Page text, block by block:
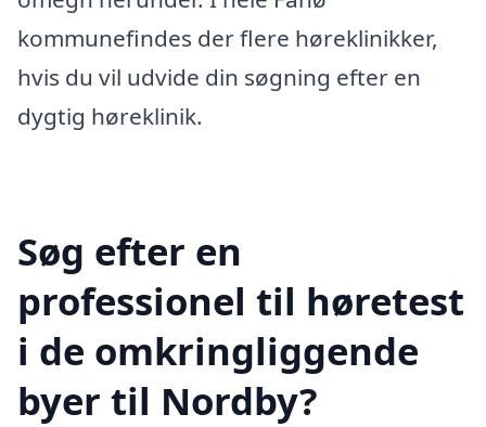
kommunefindes der flere høreklinikker,
hvis du vil udvide din søgning efter en
dygtig høreklinik.
Søg efter en
professionel til høretest
i de omkringliggende
byer til Nordby?